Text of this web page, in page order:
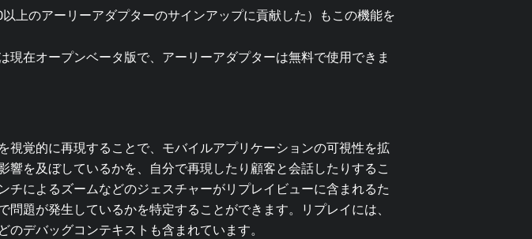
上のアーリーアダプターのサインアップに貢献した）もこの機能を
在オープンベータ版で、アーリーアダプターは無料で使用できま
覚的に再現することで、モバイルアプリケーションの可視性を拡
を及ぼしているかを、自分で再現したり顧客と会話したりするこ
によるズームなどのジェスチャーがリプレイビューに含まれるた
題が発生しているかを特定することができます。リプレイには、
デバッグコンテキストも含まれています。